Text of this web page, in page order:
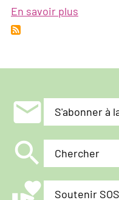
En savoir plus
mail S'abonner à
search Chercher
Soutenir